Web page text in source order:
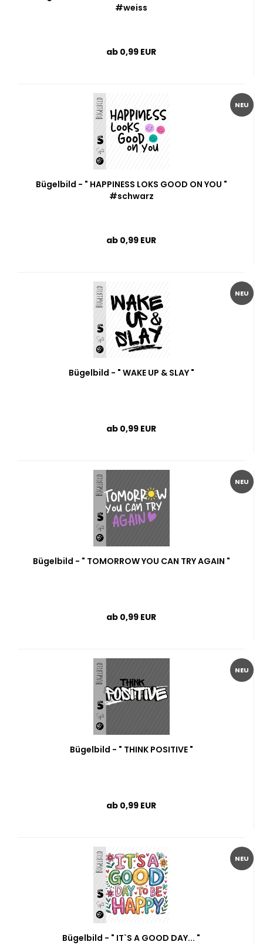
#weiss
ab 0,99 EUR
NEU
Bügelbild - " HAPPINESS LOKS GOOD ON YOU "
#schwarz
ab 0,99 EUR
NEU
Bügelbild - " WAKE UP & SLAY "
ab 0,99 EUR
NEU
Bügelbild - " TOMORROW YOU CAN TRY AGAIN "
ab 0,99 EUR
NEU
Bügelbild - " THINK POSITIVE "
ab 0,99 EUR
NEU
Bügelbild - " IT`S A GOOD DAY... "